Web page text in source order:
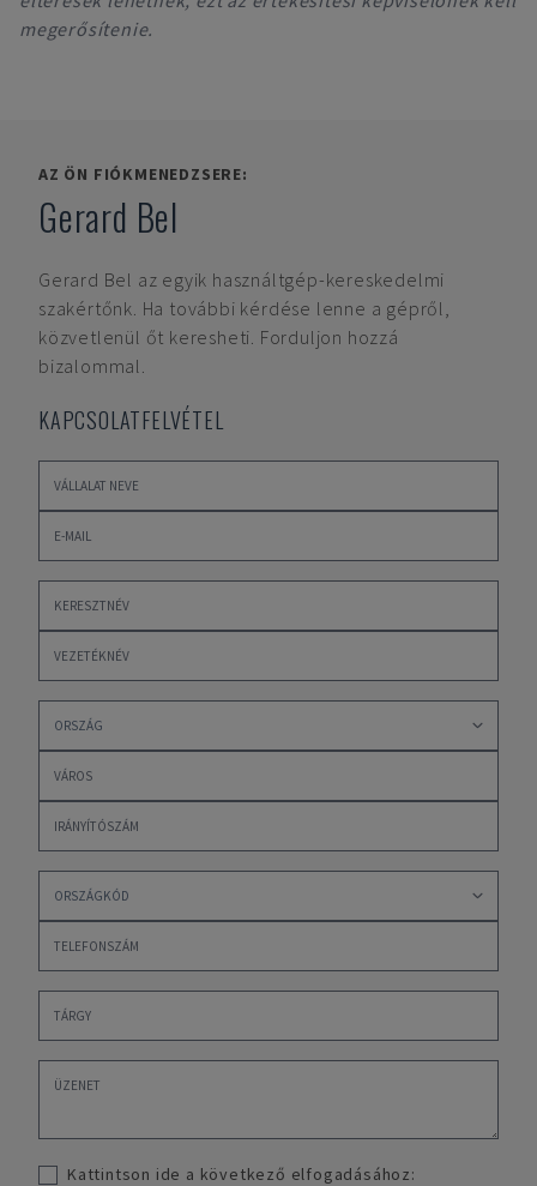
megerősítenie.
AZ ÖN FIÓKMENEDZSERE:
Gerard Bel
Gerard Bel az egyik használtgép-kereskedelmi
szakértőnk. Ha további kérdése lenne a gépről,
közvetlenül őt keresheti. Forduljon hozzá
bizalommal.
KAPCSOLATFELVÉTEL
Kattintson ide a következő elfogadásához: